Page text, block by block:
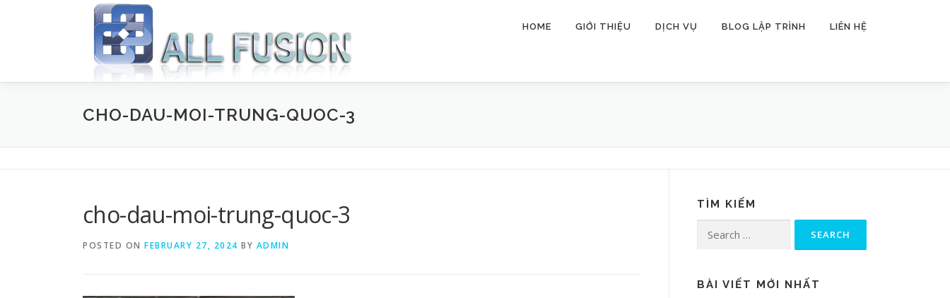
HOME GIỚI THIỆU DỊCH VỤ BLOG LẬP TRÌNH LIÊN HỆ
CHO-DAU-MOI-TRUNG-QUOC-3
cho-dau-moi-trung-quoc-3
POSTED ON FEBRUARY 27, 2024 BY ADMIN
TÌM KIẾM
Search for:
BÀI VIẾT MỚI NHẤT